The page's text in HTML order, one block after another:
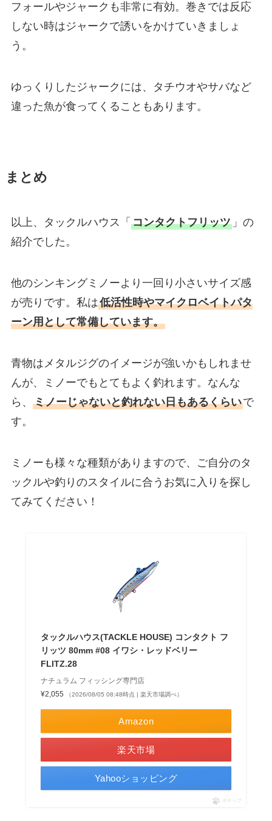
フォールやジャークも非常に有効。巻きでは反応
しない時はジャークで誘いをかけていきましょ
う。
ゆっくりしたジャークには、タチウオやサバなど
違った魚が食ってくることもあります。
まとめ
以上、タックルハウス「 コンタクトフリッツ」の
紹介でした。
他のシンキングミノーより一回り小さいサイズ感
が売りです。私は低活性時やマイクロベイトパタ
ーン用として常備しています。
青物はメタルジグのイメージが強いかもしれませ
んが、ミノーでもとてもよく釣れます。なんな
ら、 ミノーじゃないと釣れない日もあるくらいで
す。
ミノーも様々な種類がありますので、ご自分のタ
ックルや釣りのスタイルに合うお気に入りを探し
てみてください！
タックルハウス(TACKLE HOUSE) コンタクト フ
リッツ 80mm #08 イワシ・レッドベリー
FLITZ.28
ナチュラム フィッシング専門店
¥2,055
（2026/08/05 08:48時点 | 楽天市場調べ）
Amazon
楽天市場
Yahooショッピング
ポチップ